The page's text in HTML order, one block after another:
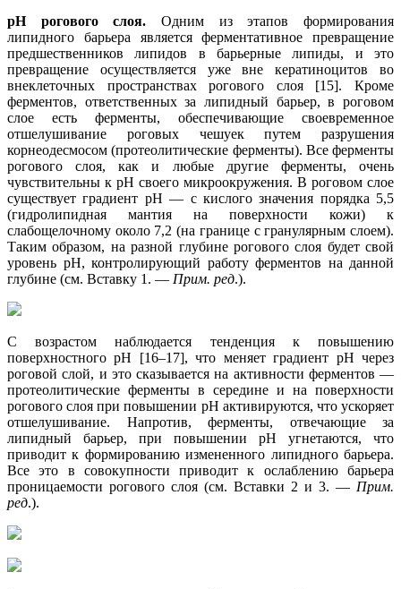
рН рогового слоя. Одним из этапов формирования
липидного барьера является ферментативное превращение
предшественников липидов в барьерные липиды, и это
превращение осуществляется уже вне кератиноцитов во
внеклеточных пространствах рогового слоя [15]. Кроме
ферментов, ответственных за липидный барьер, в роговом
слое есть ферменты, обеспечивающие своевременное
отшелушивание роговых чешуек путем разрушения
корнеодесмосом (протеолитические ферменты). Все ферменты
рогового слоя, как и любые другие ферменты, очень
чувствительны к рН своего микроокружения. В роговом слое
существует градиент рН — с кислого значения порядка 5,5
(гидролипидная мантия на поверхности кожи) к
слабощелочному около 7,2 (на границе с гранулярным слоем).
Таким образом, на разной глубине рогового слоя будет свой
уровень рН, контролирующий работу ферментов на данной
глубине (см. Вставку 1. — Прим. ред.).
С возрастом наблюдается тенденция к повышению
поверхностного рН [16–17], что меняет градиент рН через
роговой слой, и это сказывается на активности ферментов —
протеолитические ферменты в середине и на поверхности
рогового слоя при повышении рН активируются, что ускоряет
отшелушивание. Напротив, ферменты, отвечающие за
липидный барьер, при повышении рН угнетаются, что
приводит к формированию измененного липидного барьера.
Все это в совокупности приводит к ослаблению барьера
проницаемости рогового слоя (см. Вставки 2 и 3. — Прим.
ред.).